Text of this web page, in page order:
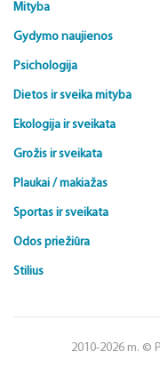
Mityba
Gydymo naujienos
Psichologija
Dietos ir sveika mityba
Ekologija ir sveikata
Grožis ir sveikata
Plaukai / makiažas
Sportas ir sveikata
Odos priežiūra
Stilius
2010-2026 m. ©